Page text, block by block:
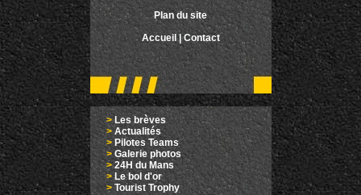
Plan du site
Accueil |Contact
>Les brèves
> Actualités
> Pilotes Teams
>Galerie photos
>24H du Mans
>Le bol d'or
> Tourist Trophy